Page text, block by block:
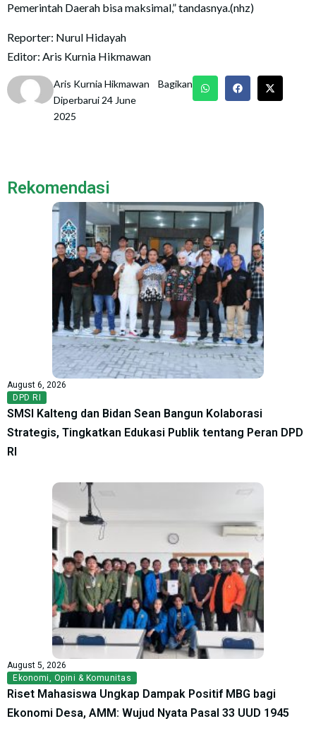
Pemerintah Daerah bisa maksimal,” tandasnya.(nhz)
Reporter: Nurul Hidayah
Editor: Aris Kurnia Hikmawan
Aris Kurnia Hikmawan
Diperbarui 24 June
2025
Bagikan
Rekomendasi
August 6, 2026
DPD RI
SMSI Kalteng dan Bidan Sean Bangun Kolaborasi
Strategis, Tingkatkan Edukasi Publik tentang Peran DPD
RI
August 5, 2026
Ekonomi, Opini & Komunitas
Riset Mahasiswa Ungkap Dampak Positif MBG bagi
Ekonomi Desa, AMM: Wujud Nyata Pasal 33 UUD 1945